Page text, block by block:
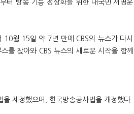
터 방송 기능 정상화를 위한 대국민 서명운
월 15일 약 7년 만에 CBS의 뉴스가 다시
를 찾아와 CBS 뉴스의 새로운 시작을 함께
제정했으며, 한국방송공사법을 개정했다.